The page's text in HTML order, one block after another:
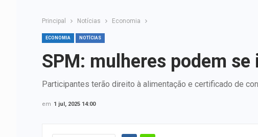
Principal Notícias Economia
ECONOMIA NOTÍCIAS
SPM: mulheres podem
Participantes terão direito à alimentação e certificado de
em 1 jul, 2025 14:00